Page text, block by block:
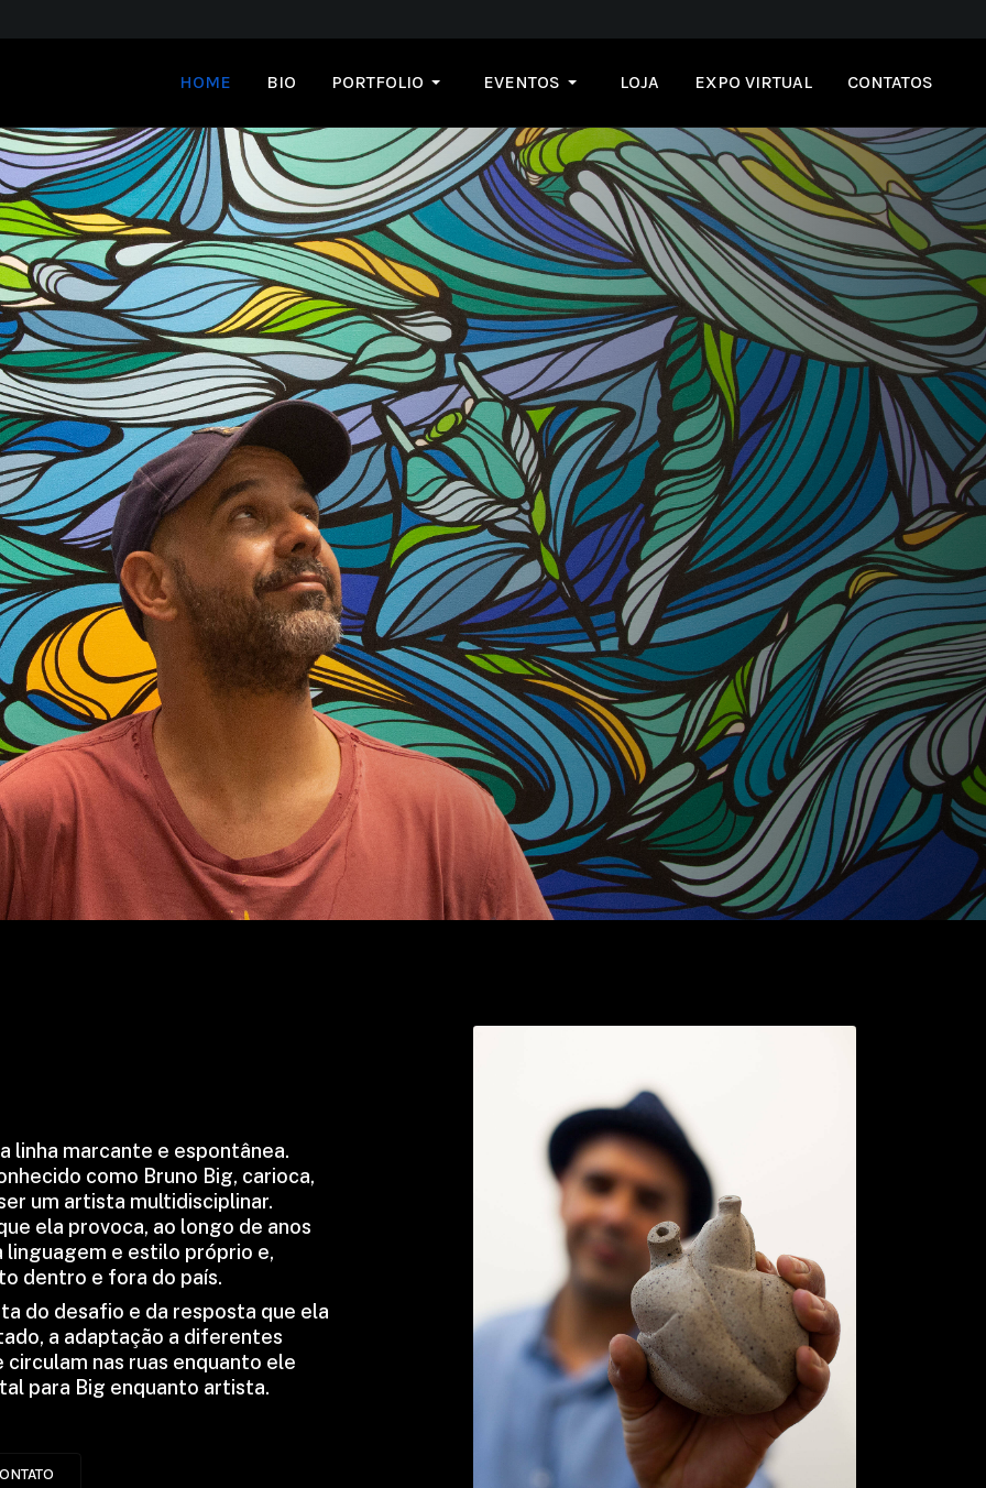
HOME BIO PORTFOLIO EVENTOS LOJA EXPO VIRTUAL CONTATOS
linha marcante e espontânea.
como Bruno Big, carioca,
um artista multidisciplinar.
ela provoca, ao longo de anos
linguagem e estilo próprio e,
dentro e fora do país.
do desafio e da resposta que ela
a adaptação a diferentes
nas ruas enquanto ele
para Big enquanto artista.